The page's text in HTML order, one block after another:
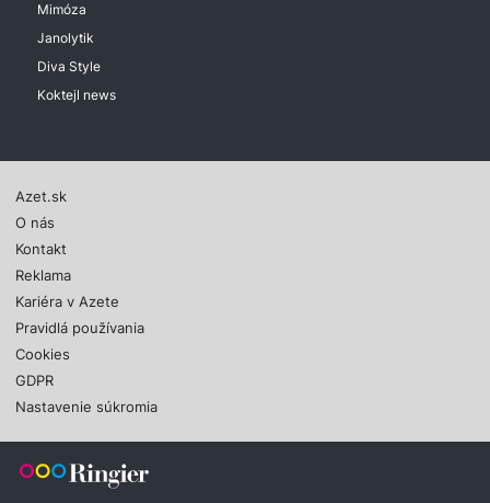
Mimóza
Janolytik
Diva Style
Koktejl news
Azet.sk
O nás
Kontakt
Reklama
Kariéra v Azete
Pravidlá používania
Cookies
GDPR
Nastavenie súkromia